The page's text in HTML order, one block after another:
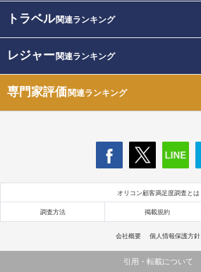
トラベル関連ランキング
レジャー関連ランキング
専門家評価関連ランキング
オリコン顧客満足度調査とは
調査方法 掲載規約
会社概要 個人情報保護方針
引用・転載について